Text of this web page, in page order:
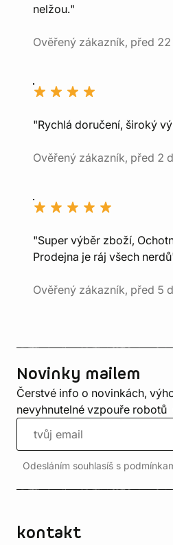
nelžou."
Ověřený zákazník, před
"Rychlá doručení, široký
Ověřený zákazník, před 2
"Super výběr zboží,
Prodejna je ráj všech
Ověřený zákazník, před 5
Novinky mailem
Čerstvé info o novinkách,
nevyhnutelné vzpouře robotů
Odesláním souhlasíš s
kontakt